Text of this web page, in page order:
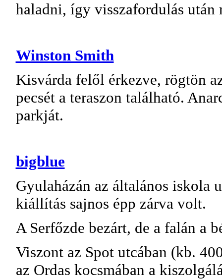
haladni, így visszafordulás után
Winston Smith
Kisvárda felől érkezve, rögtön
pecsét a teraszon található.
parkját.
bigblue
Gyulaházán az általános iskola
kiállítás sajnos épp zárva volt.
A Serfőzde bezárt, de a falán a
Viszont az Spot utcában (kb.
az Ordas kocsmában a